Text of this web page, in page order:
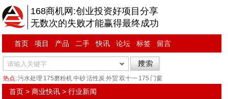
168商机网:创业投资好项目分享
无数次的失败才能赢得最终成功
首页 项目 产品 二手 快讯 论坛 标签 留言
热点:污水处理 175磨粉机中砂活性炭外贸双十一 175 门窗
首页 >商业快讯 >行业新闻